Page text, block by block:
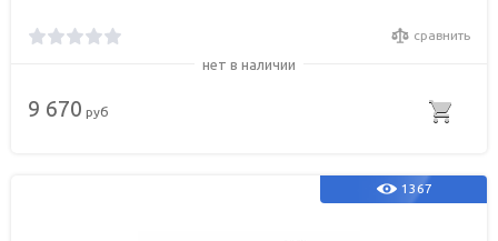
сравнить
нет в наличии
9 670 руб
1367